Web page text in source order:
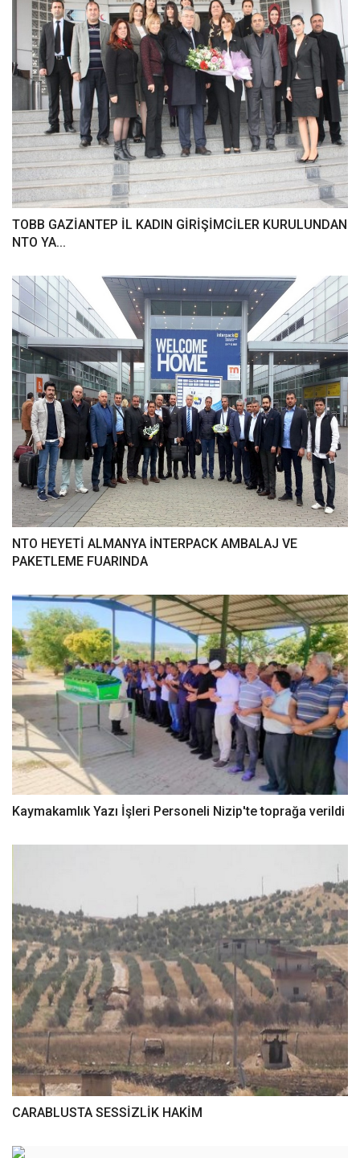
TOBB GAZİANTEP İL KADIN GİRİŞİMCİLER KURULUNDAN
NTO YA...
NTO HEYETİ ALMANYA İNTERPACK AMBALAJ VE
PAKETLEME FUARINDA
Kaymakamlık Yazı İşleri Personeli Nizip'te toprağa verildi
CARABLUSTA SESSİZLİK HAKİM